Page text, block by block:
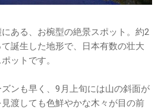
ある、お椀型の絶景スポット。約2
誕生した地形で、日本有数の壮大
ットです。
ンも早く、9月上旬には山の斜面が
渡しても色鮮やかな木々が目の前